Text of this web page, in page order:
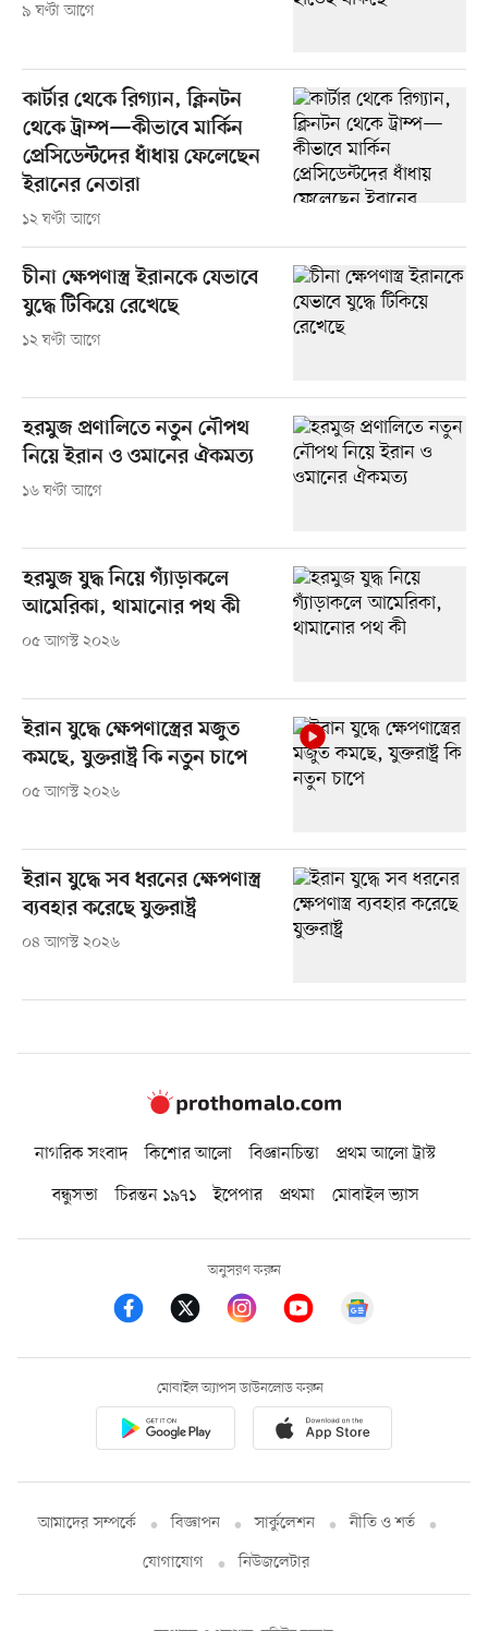
৯ ঘণ্টা আগে
কার্টার থেকে রিগ্যান, ক্লিনটন
থেকে ট্রাম্প—কীভাবে মার্কিন
প্রেসিডেন্টদের ধাঁধায় ফেলেছেন
ইরানের নেতারা
১২ ঘণ্টা আগে
চীনা ক্ষেপণাস্ত্র ইরানকে যেভাবে
যুদ্ধে টিকিয়ে রেখেছে
১২ ঘণ্টা আগে
হরমুজ প্রণালিতে নতুন নৌপথ
নিয়ে ইরান ও ওমানের ঐকমত্য
১৬ ঘণ্টা আগে
হরমুজ যুদ্ধ নিয়ে গ্যাঁড়াকলে
আমেরিকা, থামানোর পথ কী
০৫ আগস্ট ২০২৬
ইরান যুদ্ধে ক্ষেপণাস্ত্রের মজুত
কমছে, যুক্তরাষ্ট্র কি নতুন চাপে
০৫ আগস্ট ২০২৬
ইরান যুদ্ধে সব ধরনের ক্ষেপণাস্ত্র
ব্যবহার করেছে যুক্তরাষ্ট্র
০৪ আগস্ট ২০২৬
নাগরিক সংবাদ কিশোর আলো বিজ্ঞানচিন্তা
প্রথম আলো ট্রাস্ট
বন্ধুসভা
চিরন্তন ১৯৭১ ইপেপার প্রথমা মোবাইল ভ্যাস
অনুসরণ করুন
মোবাইল অ্যাপস ডাউনলোড করুন
আমাদের সম্পর্কে বিজ্ঞাপন সার্কুলেশন
নীতি ও শর্ত
যোগাযোগ
নিউজলেটার